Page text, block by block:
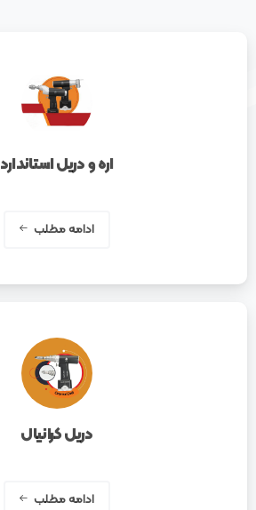
اره و دریل استاندارد
ادامه مطلب
دریل کرانیال
ادامه مطلب